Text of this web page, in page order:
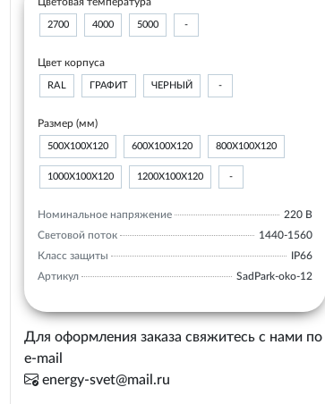
2700 4000 5000 -
Цвет корпуса
RAL ГРАФИТ ЧЕРНЫЙ -
Размер (мм)
500Х100Х120 600Х100Х120 800Х100Х120
1000Х100Х120 1200Х100Х120 -
Номинальное напряжение
220 В
Световой поток
1440-1560
Класс защиты
IP66
Артикул
SadPark-oko-12
Для оформления заказа свяжитесь с нами по
e-mail
energy-svet@mail.ru